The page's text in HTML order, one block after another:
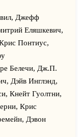
Джефф
Еляшкевич,
Понтиус,
Белечи, Дж.П.
Дэйв Инглэнд,
Кнейт Гуолтни,
Крис
Дэвон